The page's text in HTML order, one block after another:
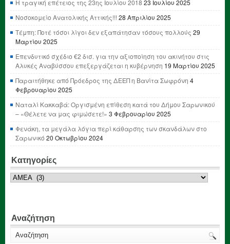
Η τραγική επέτειος της 23ης Ιουλίου 2018 23 Ιουλίου 2025
Νοσοκομείο Ανατολικής Αττικής!!! 28 Απριλίου 2025
Τέμπη: Ποτέ τόσοι λίγοι δεν εξαπάτησαν τόσους πολλούς 29
Μαρτίου 2025
Επενδυτικό σχέδιο €2 δισ. για την αξιοποίηση του ακινήτου στις
Αλυκές Αναβύσσου επεξεργάζεται η κυβέρνηση 19 Μαρτίου 2025
Παραιτήθηκε από Πρόεδρος της ΔΕΕΠ η Βανίτα Σωφρόνη 4
Φεβρουαρίου 2025
Ναταλί Κακκαβά: Οργισμένη επίθεση κατά του Δήμου Σαρωνικού
– «Θέλετε να μας φιμώσετε!» 3 Φεβρουαρίου 2025
Φενάκη, τα μεγάλα λόγια περί κάθαρσης των σκανδάλων στο
Σαρωνικό 20 Οκτωβρίου 2024
Κατηγορίες
Κατηγορίες
Αναζήτηση